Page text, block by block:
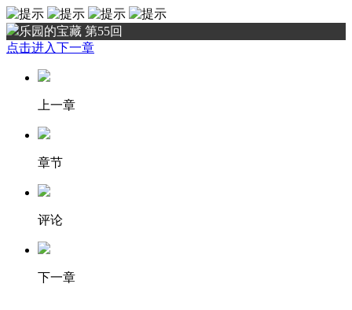
乐园的宝藏 第55回
点击进入下一章
上一章
章节
评论
下一章